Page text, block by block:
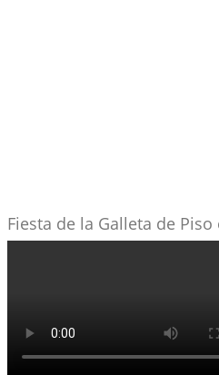
Fiesta de la Galleta de